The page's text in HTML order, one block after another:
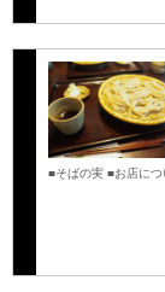
■そばの実 ■お店に